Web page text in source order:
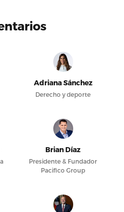
Adriana Sánchez
Derecho y deporte
Brian Díaz
Presidente & Fundador
Pacifico Group